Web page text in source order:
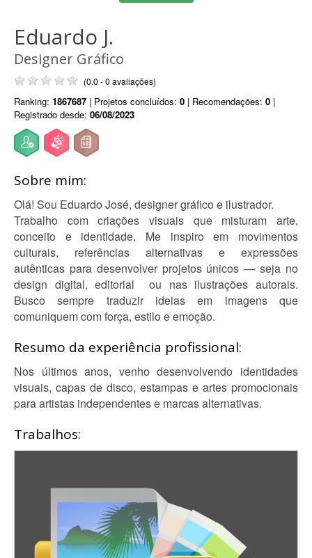
Eduardo J.
Designer Gráfico
(0.0 - 0 avaliações)
Ranking: 1867687 | Projetos concluídos: 0 | Recomendações: 0 |
Registrado desde: 06/08/2023
Sobre mim:
Olá! Sou Eduardo José, designer gráfico e ilustrador.
Trabalho com criações visuais que misturam arte,
conceito e identidade. Me inspiro em movimentos
culturais, referências alternativas e expressões
autênticas para desenvolver projetos únicos — seja no
design digital, editorial ou nas ilustrações autorais.
Busco sempre traduzir ideias em imagens que
comuniquem com força, estilo e emoção.
Resumo da experiência profissional:
Nos últimos anos, venho desenvolvendo identidades
visuais, capas de disco, estampas e artes promocionais
para artistas independentes e marcas alternativas.
Trabalhos: